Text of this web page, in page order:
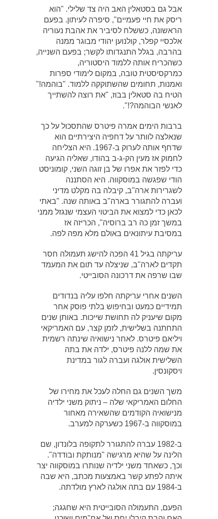
אבל גם בסטאלין האב היה צד שלילי. "הוא
ריסק את חיי פעמיים", סיפרה לעיתון. בפעם
הראשונה, כששלח לסיביר את אהבת נעוריה
אלכסיי קפלר, קולנוען יהודי מבוגר ממנה
בהרבה, בגלל התנגדותו לקשר; בפעם השנייה,
כשהכריח אותה ללמוד היסטוריה,
כמרקסיסטית טובה, במקום לימודי ספרות
ואמנות, תחומים שהשתוקקה ללמוד. "בוהמה!"
הטיח בה סטאלין בבוז, "את רוצה להשתייך
לאנשי הבוהמה?!".
ברבות הימים אמרה פיטרס שהתסכול על כך
שנאלצה לוותר על דחפיה היצירתיים הוא
שדחף אותה לערוק ב-1967. היא הצליחה
לחמוק אז מעין הק-ג-ב בהודו, שאליה הגיעה
כדי לפזר את אפרו של בן זוגה השני, קומוניסט
הודי שפגשה במוסקווה. היא הסתננה
לשגרירות ארה"ב, קיבלה בה מקלט מדיני
ועברה להתגורר בארה"ב באותה שנה. "באתי
לכאן כדי למצוא את הביטוי העצמי שנגזל ממני
במשך זמן כה רב ברוסיה", הכריזה אז
במסיבת עיתונאים באולם מלא מפה לפה.
עריקתה בגיל 41 הפכה להישג תעמולה חסר
תקדים לארה"ב, שניצלה עד תום את המעמד
שבו שרפה את דרכונה הסובייטי.
השנים אחרי עריקתה חלפו עליה בנדודים
תמידיים כמעט ובחיפוש בלתי פוסק אחר
מקום שיעניק לה תחושת שייכות. באותן שנים
התחתנה בשלישית, לזמן קצר, עם האמריקאי
ויליאם פיטרס. לאחר נישואיה שינתה רשמית
את שמה ללנה פיטרס, ילדה את בתה
השלישית אולגה ועברה לגור במדינת
ויסקונסין.
משך השנים גם החלה לעכל את מחירו של
החלום האמריקאי שלה – ניתוק משני ילדיה
מנישואיה הקודמים שהשאירה מאחור
במוסקווה ב-1967 כשערקה למערב.
ב-1982 עברה להתגורר לתקופה בלונדון, שם
הלינה על שהיא מרגישה "מנותקת ובודדה".
וכך, כשאחד משני ילדיה שנותרו במוסקווה יצר
איתה לפתע קשר באמצעות מכתב, היא שבה
ב-1984 עם בתה אולגה לארץ מולדתה.
הפעם, התעמולה הסובייטית היא שחגגה;